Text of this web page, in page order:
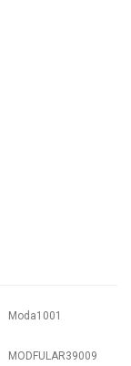
Moda1001
MODFULAR39009